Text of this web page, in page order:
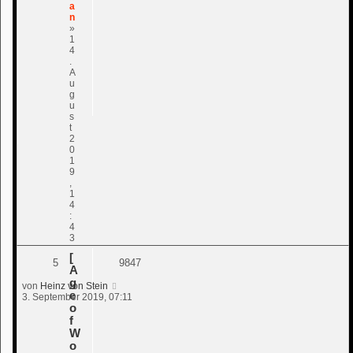
a
n
»
1
4
A
u
g
u
s
t
2
0
1
9
1
4
:
4
3
[
A
g
e
o
f
W
o
5 9847
von Heinz von Stein
3. September 2019, 07:11